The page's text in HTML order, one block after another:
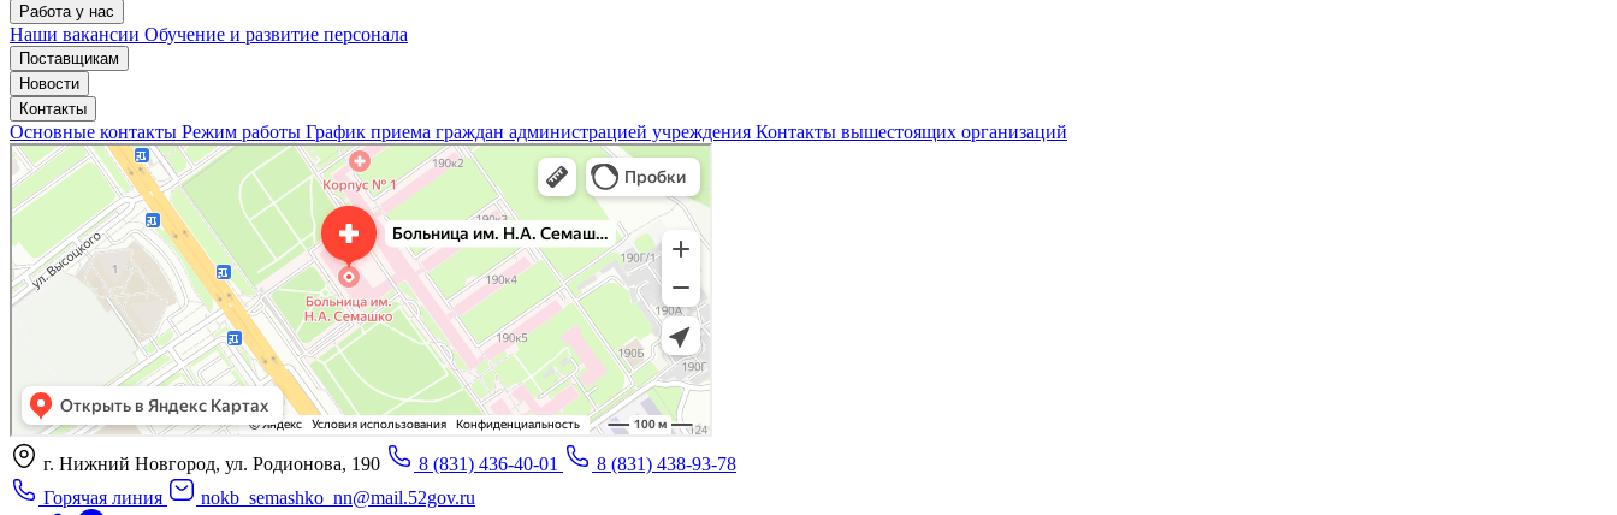
Работа у нас
Наши вакансии Обучение и развитие персонала
Поставщикам
Новости
Контакты
Основные контакты Режим работы График приема граждан администрацией учреждения Контакты вышестоящих организаций
«Нижегородская областная клиническая больница имени Н.А. Семашко»
Отделение больницы, госпиталя в Нижнем Новгороде
Больница для взрослых в Нижнем Новгороде
г. Нижний Новгород, ул. Родионова, 190 8 (831) 436-40-01
8 (831) 438-93-78
Горячая линия
nokb_semashko_nn@mail.52gov.ru